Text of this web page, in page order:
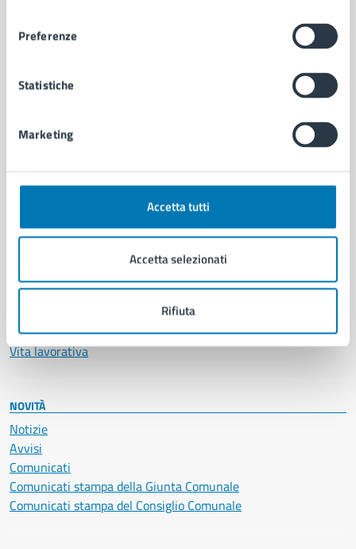
Preferenze
Statistiche
Marketing
Accetta tutti
Accetta selezionati
Rifiuta
Personale amministrativo
Intranet, posta aziendale e protocollo
CATEGORIE DI SERVIZIO
Documenti e certificati
Educazione e formazione
Giustizia e sicurezza pubblica
Imprese e commercio
Salute, benessere e assistenza
Servizi Cimiteriali
Vita lavorativa
NOVITÀ
Notizie
Avvisi
Comunicati
Comunicati stampa della Giunta Comunale
Comunicati stampa del Consiglio Comunale